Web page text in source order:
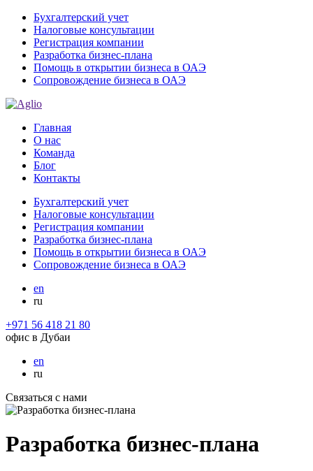
Бухгалтерский учет
Налоговые консультации
Регистрация компании
Разработка бизнес-плана
Помощь в открытии бизнеса в ОАЭ
Сопровождение бизнеса в ОАЭ
Главная
О нас
Команда
Блог
Контакты
Бухгалтерский учет
Налоговые консультации
Регистрация компании
Разработка бизнес-плана
Помощь в открытии бизнеса в ОАЭ
Сопровождение бизнеса в ОАЭ
en
ru
+971 56 418 21 80
офис в Дубаи
en
ru
Связаться с нами
Разработка бизнес-плана